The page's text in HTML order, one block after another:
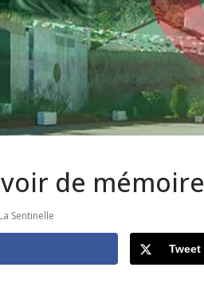
de mémoire
La Sentinelle
Tweet